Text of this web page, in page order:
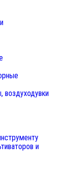
воздуходувки
и